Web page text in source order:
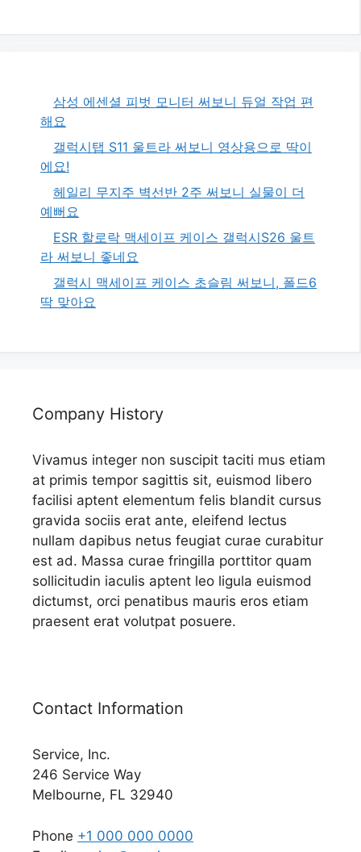
삼성 에센셜 피벗 모니터 써보니 듀얼 작업 편
해요
갤럭시탭 S11 울트라 써보니 영상용으로 딱이
에요!
헤일리 무지주 벽선반 2주 써보니 실물이 더
예뻐요
ESR 할로락 맥세이프 케이스 갤럭시S26 울트
라 써보니 좋네요
갤럭시 맥세이프 케이스 초슬림 써보니, 폴드6
딱 맞아요
Company History
Vivamus integer non suscipit taciti mus etiam
at primis tempor sagittis sit, euismod libero
facilisi aptent elementum felis blandit cursus
gravida sociis erat ante, eleifend lectus
nullam dapibus netus feugiat curae curabitur
est ad. Massa curae fringilla porttitor quam
sollicitudin iaculis aptent leo ligula euismod
dictumst, orci penatibus mauris eros etiam
praesent erat volutpat posuere.
Contact Information
Service, Inc.
246 Service Way
Melbourne, FL 32940
Phone +1 000 000 0000